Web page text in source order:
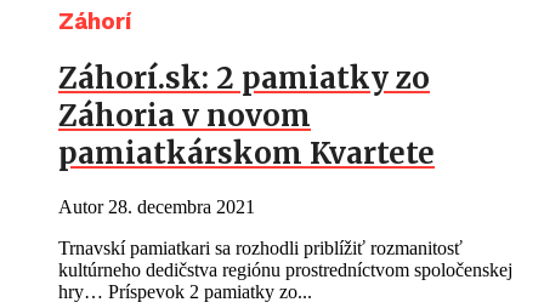
Záhorí
Záhorí.sk: 2 pamiatky zo
Záhoria v novom
pamiatkárskom Kvartete
Autor 28. decembra 2021
Trnavskí pamiatkari sa rozhodli priblížiť rozmanitosť
kultúrneho dedičstva regiónu prostredníctvom spoločenskej
hry… Príspevok 2 pamiatky zo...